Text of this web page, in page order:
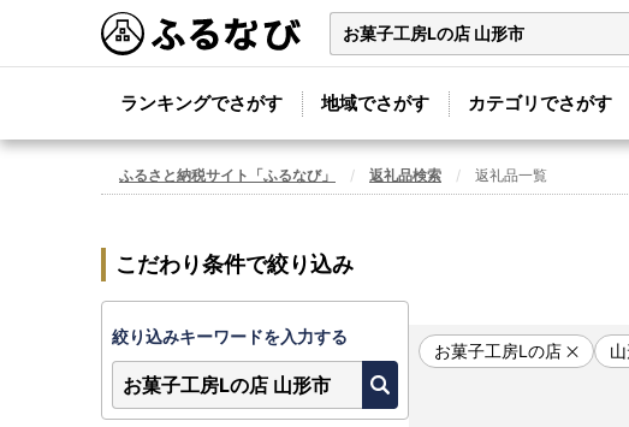
ランキングでさがす 地域でさがす カテゴリでさがす
ふるさと納税サイト「ふるなび」 返礼品検索 返礼品一覧
お菓子工房Lの店
こだわり条件で絞り込み
絞り込みキーワードを入力する